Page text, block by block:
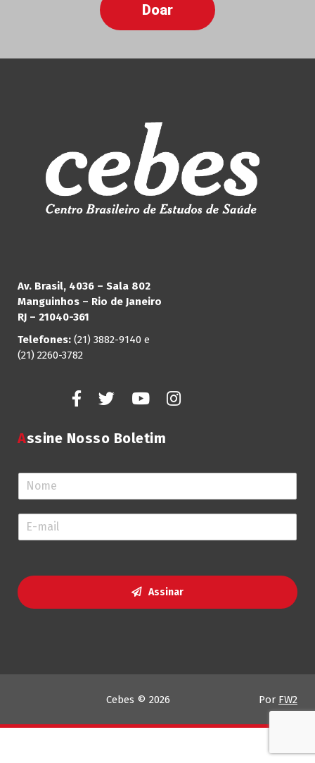
Doar
Av. Brasil, 4036 – Sala 802
Manguinhos – Rio de Janeiro
RJ – 21040-361
Telefones: (21) 3882-9140 e
(21) 2260-3782
Assine Nosso Boletim
l
*
Assinar
Cebes © 2026 Por FW2